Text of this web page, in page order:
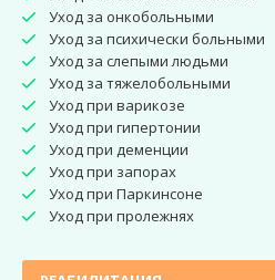
Уход за онкобольными
Уход за психически больными
Уход за слепыми людьми
Уход за тяжелобольными
Уход при варикозе
Уход при гипертонии
Уход при деменции
Уход при запорах
Уход при Паркинсоне
Уход при пролежнях